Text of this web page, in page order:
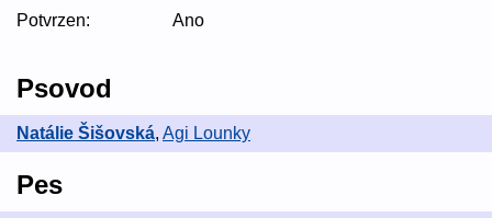
Potvrzen: Ano
Psovod
Natálie Šišovská, Agi Lounky
Pes